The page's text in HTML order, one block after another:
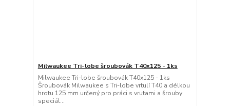
Milwaukee Tri-lobe šroubovák T40x125 - 1ks
Milwaukee Tri-lobe šroubovák T40x125 - 1ks
Šroubovák Milwaukee s Tri-lobe vrtulí T40 a délkou
hrotu 125 mm určený pro práci s vrutami a šrouby
speciál...